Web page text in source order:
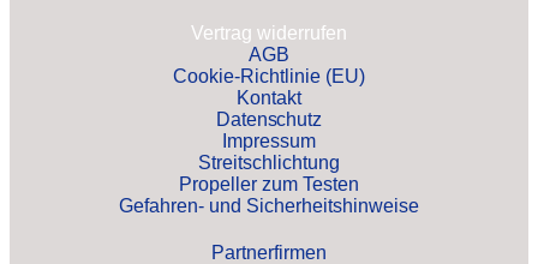
Vertrag widerrufen
AGB
Cookie-Richtlinie (EU)
Kontakt
Datenschutz
Impressum
Streitschlichtung
Propeller zum Testen
Gefahren- und Sicherheitshinweise
Partnerfirmen